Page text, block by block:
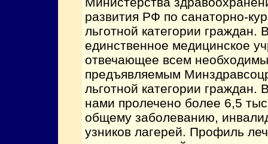
развития РФ по санаторно-
льготной категории граждан.
единственное медицинское
отвечающее всем
предъявляемым
льготной категории граждан.
нами пролечено более 6,5
общему заболеванию,
узников лагерей. Профиль